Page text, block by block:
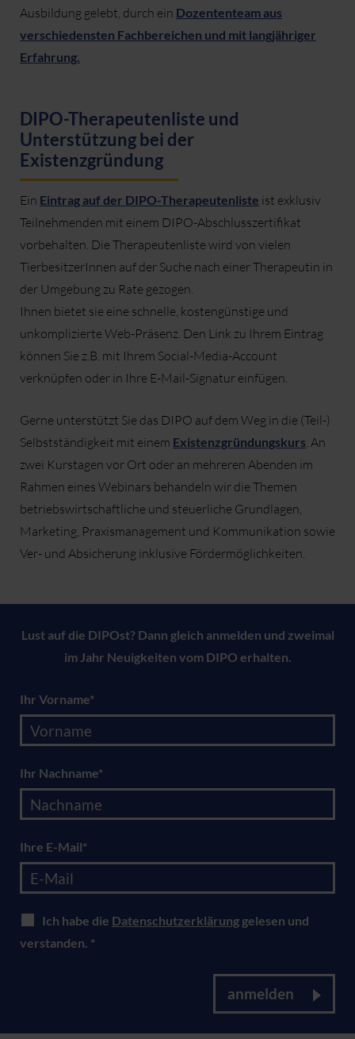
Ausbildung gelebt, durch ein Dozententeam aus
verschiedensten Fachbereichen und mit langjähriger
Erfahrung.
DIPO-Therapeutenliste und
Unterstützung bei der
Existenzgründung
Ein Eintrag auf der DIPO-Therapeutenliste ist exklusiv
Teilnehmenden mit einem DIPO-Abschlusszertifikat
vorbehalten. Die Therapeutenliste wird von vielen
TierbesitzerInnen auf der Suche nach einer Therapeutin in
der Umgebung zu Rate gezogen.
Ihnen bietet sie eine schnelle, kostengünstige und
unkomplizierte Web-Präsenz. Den Link zu Ihrem Eintrag
können Sie z.B. mit Ihrem Social-Media-Account
verknüpfen oder in Ihre E-Mail-Signatur einfügen.
Gerne unterstützt Sie das DIPO auf dem Weg in die (Teil-)
Selbstständigkeit mit einem Existenzgründungskurs. An
zwei Kurstagen vor Ort oder an mehreren Abenden im
Rahmen eines Webinars behandeln wir die Themen
betriebswirtschaftliche und steuerliche Grundlagen,
Marketing, Praxismanagement und Kommunikation sowie
Ver- und Absicherung inklusive Fördermöglichkeiten.
Lust auf die DIPOst? Dann gleich anmelden und zweimal
im Jahr Neuigkeiten vom DIPO erhalten.
Ihr Vorname*
Ihr Nachname*
Ihre E-Mail*
Ich habe die Datenschutzerklärung gelesen und
verstanden. *
anmelden